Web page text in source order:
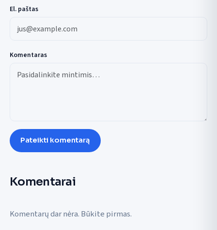
El. paštas
Komentaras
Pateikti komentarą
Komentarai
Komentarų dar nėra. Būkite pirmas.